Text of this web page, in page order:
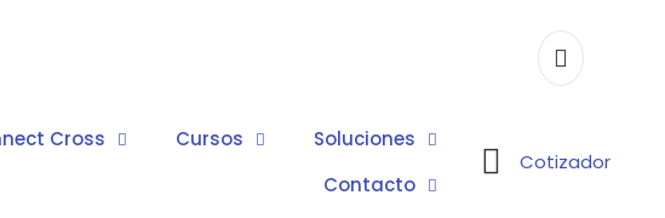
Cross Cursos
Soluciones
Contacto
Cotizador